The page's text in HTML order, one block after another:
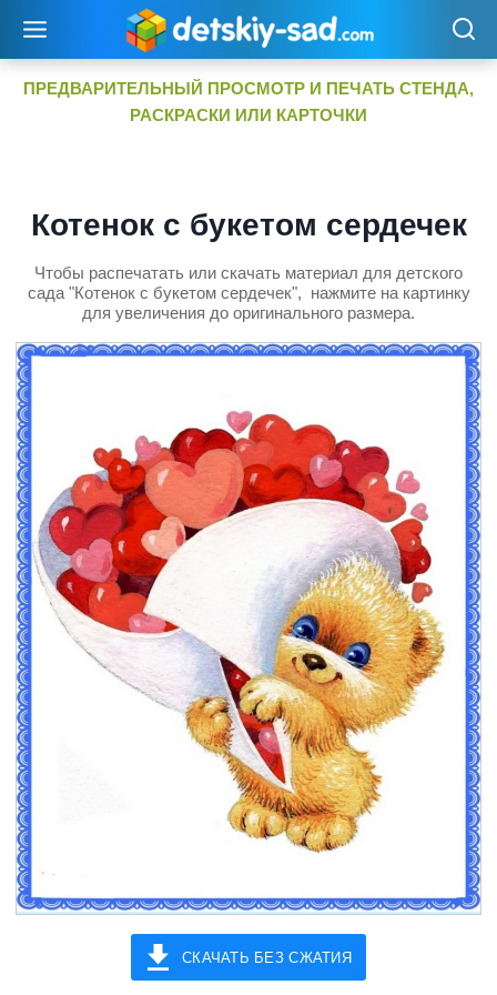
содержимому
ПРЕДВАРИТЕЛЬНЫЙ ПРОСМОТР И ПЕЧАТЬ СТЕНДА,
РАСКРАСКИ ИЛИ КАРТОЧКИ
Котенок с букетом сердечек
Чтобы распечатать или скачать материал для детского
сада "Котенок с букетом сердечек", нажмите на картинку
для увеличения до оригинального размера.
СКАЧАТЬ БЕЗ СЖАТИЯ